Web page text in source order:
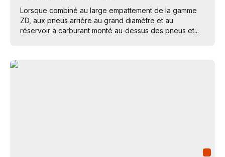
Lorsque combiné au large empattement de la gamme
ZD, aux pneus arrière au grand diamètre et au
réservoir à carburant monté au-dessus des pneus et...